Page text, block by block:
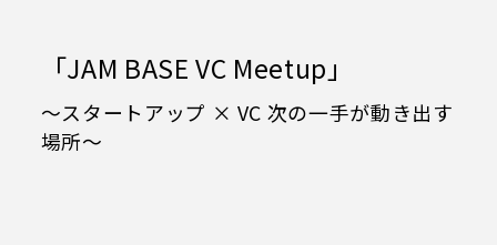
ガイドブック（英語）
フロアマップダウンロード
「JAM BASE VC Meetup」
～スタートアップ × VC 次の一手が動き出す
場所～